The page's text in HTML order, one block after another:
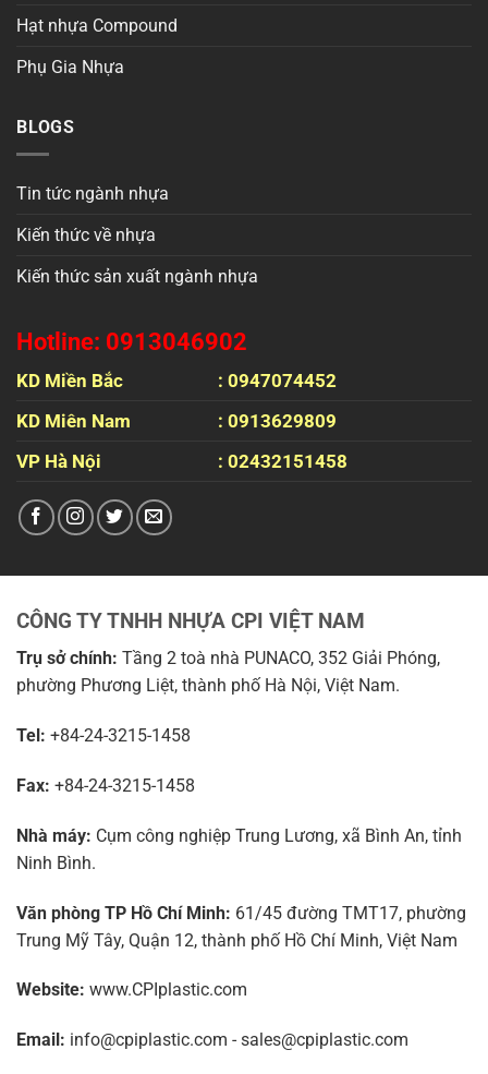
Hạt nhựa Compound
Phụ Gia Nhựa
BLOGS
Tin tức ngành nhựa
Kiến thức về nhựa
Kiến thức sản xuất ngành nhựa
Hotline: 0913046902
KD Miền Bắc
: 0947074452
KD Miên Nam
: 0913629809
VP Hà Nội
: 02432151458
CÔNG TY TNHH NHỰA CPI VIỆT NAM
Trụ sở chính: Tầng 2 toà nhà PUNACO, 352 Giải Phóng,
phường Phương Liệt, thành phố Hà Nội, Việt Nam.
Tel: +84-24-3215-1458
Fax: +84-24-3215-1458
Nhà máy: Cụm công nghiệp Trung Lương, xã Bình An, tỉnh
Ninh Bình.
Văn phòng TP Hồ Chí Minh: 61/45 đường TMT17, phường
Trung Mỹ Tây, Quận 12, thành phố Hồ Chí Minh, Việt Nam
Website: www.CPIplastic.com
Email: info@cpiplastic.com - sales@cpiplastic.com